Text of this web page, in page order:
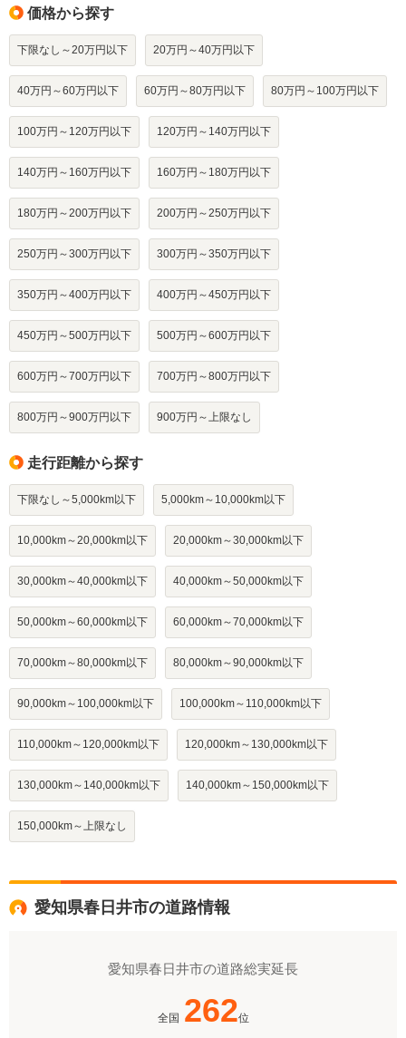
価格から探す
下限なし～20万円以下 20万円～40万円以下
40万円～60万円以下 60万円～80万円以下 80万円～100万円以下
100万円～120万円以下 120万円～140万円以下
140万円～160万円以下 160万円～180万円以下
180万円～200万円以下 200万円～250万円以下
250万円～300万円以下 300万円～350万円以下
350万円～400万円以下 400万円～450万円以下
450万円～500万円以下 500万円～600万円以下
600万円～700万円以下 700万円～800万円以下
800万円～900万円以下 900万円～上限なし
走行距離から探す
下限なし～5,000km以下 5,000km～10,000km以下
10,000km～20,000km以下 20,000km～30,000km以下
30,000km～40,000km以下 40,000km～50,000km以下
50,000km～60,000km以下 60,000km～70,000km以下
70,000km～80,000km以下 80,000km～90,000km以下
90,000km～100,000km以下 100,000km～110,000km以下
110,000km～120,000km以下 120,000km～130,000km以下
130,000km～140,000km以下 140,000km～150,000km以下
150,000km～上限なし
愛知県春日井市の道路情報
愛知県春日井市の道路総実延長
全国 262位